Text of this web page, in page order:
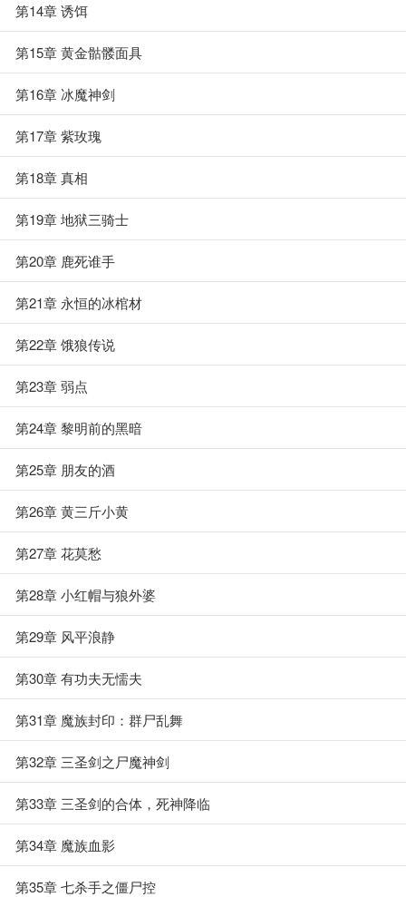
第14章 诱饵
第15章 黄金骷髅面具
第16章 冰魔神剑
第17章 紫玫瑰
第18章 真相
第19章 地狱三骑士
第20章 鹿死谁手
第21章 永恒的冰棺材
第22章 饿狼传说
第23章 弱点
第24章 黎明前的黑暗
第25章 朋友的酒
第26章 黄三斤小黄
第27章 花莫愁
第28章 小红帽与狼外婆
第29章 风平浪静
第30章 有功夫无懦夫
第31章 魔族封印：群尸乱舞
第32章 三圣剑之尸魔神剑
第33章 三圣剑的合体，死神降临
第34章 魔族血影
第35章 七杀手之僵尸控